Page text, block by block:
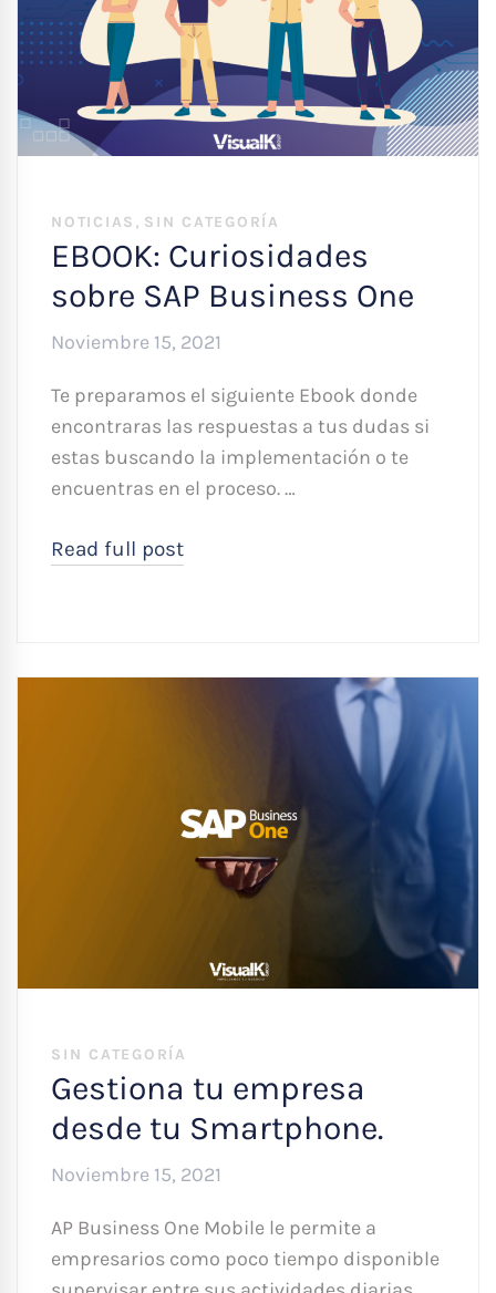
NOTICIAS , SIN CATEGORÍA
EBOOK: Curiosidades
sobre SAP Business One
Noviembre 15, 2021
Te preparamos el siguiente Ebook donde
encontraras las respuestas a tus dudas si
estas buscando la implementación o te
encuentras en el proceso. …
Read full post
SIN CATEGORÍA
Gestiona tu empresa
desde tu Smartphone.
Noviembre 15, 2021
AP Business One Mobile le permite a
empresarios como poco tiempo disponible